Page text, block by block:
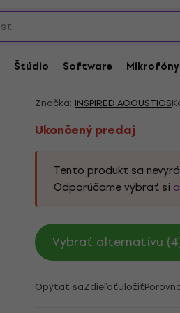
Štúdio Software Mikrofóny
Ukončený predaj
INSPIRED
Značka: INSPIRED ACOUSTICS
Ukončený predaj
Tento produkt sa
Odporúčame vybrať si
Vybrať alternatívu
Opýtať saZdieľaťUložiť